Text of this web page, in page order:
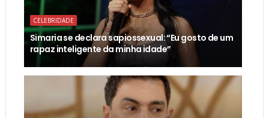
CELEBRIDADE
Simaria se declara sapiossexual: “Eu gosto de um
rapaz inteligente da minha idade”